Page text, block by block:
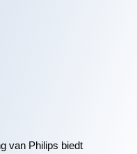
van Philips biedt